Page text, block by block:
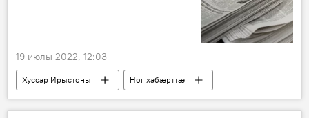
19 июлы 2022, 12:03
Хуссар Ирыстоны Ног хабӕрттӕ